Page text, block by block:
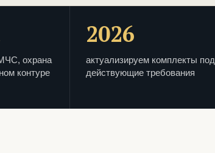
охрана
контуре
2026
актуализируем комплекты под
действующие требования